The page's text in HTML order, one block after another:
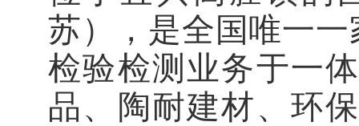
苏），是全国唯一
检验检测业务于一
品、陶耐建材、环